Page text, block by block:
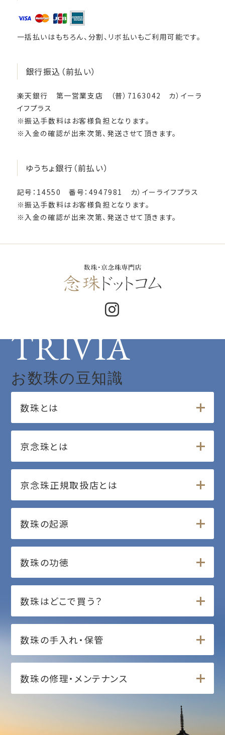
一括払いはもちろん、分割、リボ払いもご利用可能です。
銀行振込（前払い）
楽天銀行 第一営業支店 （普）7163042 カ）イーラ
イフプラス
※振込手数料はお客様負担となります。
※入金の確認が出来次第、発送させて頂きます。
ゆうちょ銀行（前払い）
記号：14550 番号：4947981 カ）イーライフプラス
※振込手数料はお客様負担となります。
※入金の確認が出来次第、発送させて頂きます。
TRIVIA
お数珠の豆知識
数珠とは
京念珠とは
京念珠正規取扱店とは
数珠の起源
数珠の功徳
数珠はどこで買う？
数珠の手入れ・保管
数珠の修理・メンテナンス